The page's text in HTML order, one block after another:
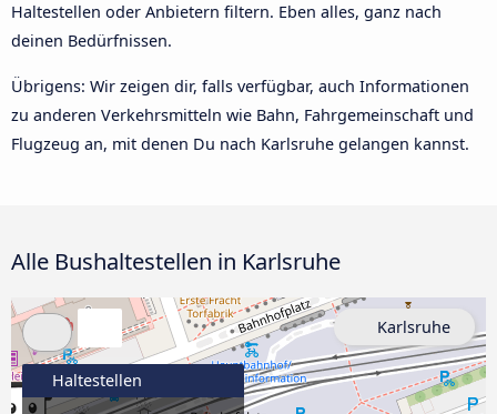
Haltestellen oder Anbietern filtern. Eben alles, ganz nach
deinen Bedürfnissen.
Übrigens: Wir zeigen dir, falls verfügbar, auch Informationen
zu anderen Verkehrsmitteln wie Bahn, Fahrgemeinschaft und
Flugzeug an, mit denen Du nach Karlsruhe gelangen kannst.
Alle Bushaltestellen in Karlsruhe
Haltestellen
Karlsruhe